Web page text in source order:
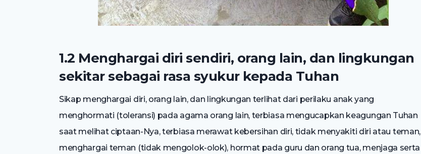
1.2 Menghargai diri sendiri, orang lain, dan lingkungan
sekitar sebagai rasa syukur kepada Tuhan
Sikap menghargai diri, orang lain, dan lingkungan terlihat dari perilaku anak yang
menghormati (toleransi) pada agama orang lain, terbiasa mengucapkan keagungan Tuhan
saat melihat ciptaan-Nya, terbiasa merawat kebersihan diri, tidak menyakiti diri atau teman,
menghargai teman (tidak mengolok-olok), hormat pada guru dan orang tua, menjaga serta